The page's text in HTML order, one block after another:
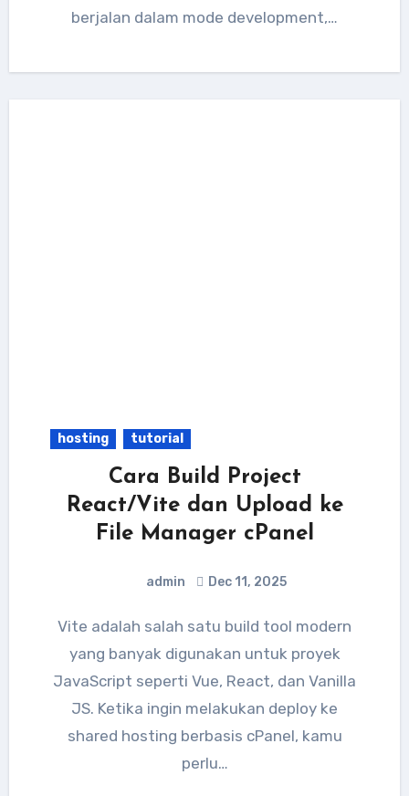
berjalan dalam mode development,…
hosting tutorial
Cara Build Project
React/Vite dan Upload ke
File Manager cPanel
admin Dec 11, 2025
Vite adalah salah satu build tool modern
yang banyak digunakan untuk proyek
JavaScript seperti Vue, React, dan Vanilla
JS. Ketika ingin melakukan deploy ke
shared hosting berbasis cPanel, kamu
perlu…